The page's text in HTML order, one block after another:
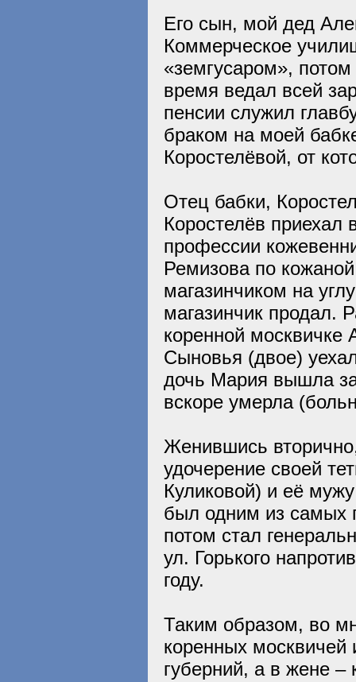
Его сын, мой дед
Коммерческое
«земгусаром»,
время ведал всей
пенсии служил
браком на моей
Коростелёвой, от
Отец бабки,
Коростелёв приехал
профессии
Ремизова по
магазинчиком на
магазинчик продал.
коренной москвичке
Сыновья (двое)
дочь Мария вышла
вскоре умерла
Женившись
удочерение своей
Куликовой) и её
был одним из самых
потом стал
ул. Горького
году.
Таким образом, во
коренных
губерний, а в жене